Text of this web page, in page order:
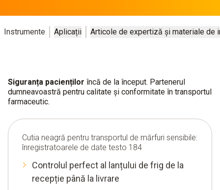
Instrumente Aplicații Articole de expertiză și materiale de
Siguranța pacienților încă de la început. Partenerul
dumneavoastră pentru calitate și conformitate în transportul
farmaceutic.
Cutia neagră pentru transportul de mărfuri sensibile:
înregistratoarele de date testo 184
Controlul perfect al lanțului de frig de la
recepție până la livrare